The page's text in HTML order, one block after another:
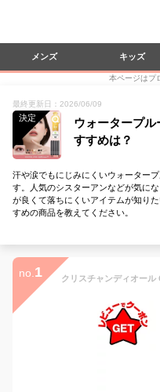
メンズ キッズ
本ページはプ
最終更新日：2026/06/09
決定
ウォータープ
すすめは？
汗や涙でもにじみにくいウォーター
す。人気のシスターアンなどが気に
が良くて落ちにくいアイテムが知り
すめの商品を教えてください。
no. 1